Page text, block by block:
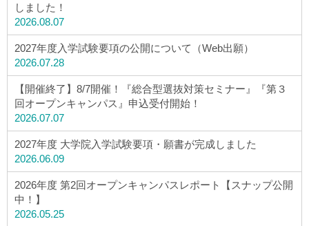
しました！
2026.08.07
2027年度入学試験要項の公開について（Web出願）
2026.07.28
【開催終了】8/7開催！『総合型選抜対策セミナー』『第３
回オープンキャンパス』申込受付開始！
2026.07.07
2027年度 大学院入学試験要項・願書が完成しました
2026.06.09
2026年度 第2回オープンキャンパスレポート【スナップ公開
中！】
2026.05.25